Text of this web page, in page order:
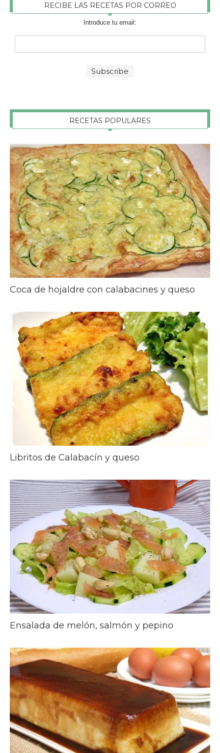
RECIBE LAS RECETAS POR CORREO
Introduce tu email:
RECETAS POPULARES
Coca de hojaldre con calabacines y queso
Libritos de Calabacín y queso
Ensalada de melón, salmón y pepino